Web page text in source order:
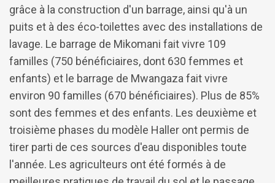
grâce à la construction d'un barrage, ainsi qu'à un
puits et à des éco-toilettes avec des installations de
lavage. Le barrage de Mikomani fait vivre 109
familles (750 bénéficiaires, dont 630 femmes et
enfants) et le barrage de Mwangaza fait vivre
environ 90 familles (670 bénéficiaires). Plus de 85%
sont des femmes et des enfants. Les deuxième et
troisième phases du modèle Haller ont permis de
tirer parti de ces sources d'eau disponibles toute
l'année. Les agriculteurs ont été formés à de